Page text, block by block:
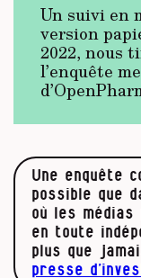
Un suivi en
version
2022, nous
l’enquête
Une enquête
possible que
où les
en toute
plus que
presse